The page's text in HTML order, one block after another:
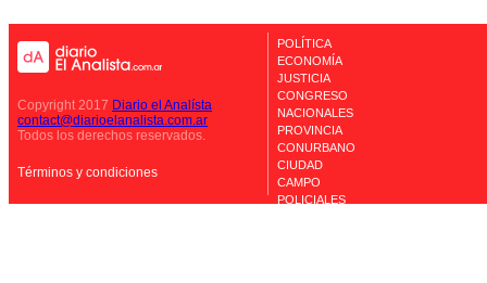
Copyright 2017 Diario el Analísta
contact@diarioelanalista.com.ar
Todos los derechos reservados.
Términos y condiciones
POLÍTICA
ECONOMÍA
JUSTICIA
CONGRESO
NACIONALES
PROVINCIA
CONURBANO
CIUDAD
CAMPO
POLICIALES